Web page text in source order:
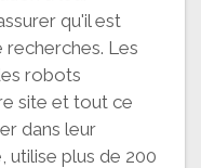
qu'il est
Les
robots
site et tout ce
dans leur
utilise plus de 200